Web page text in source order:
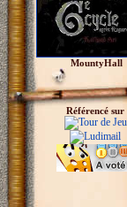
MountyHall
Référencé sur